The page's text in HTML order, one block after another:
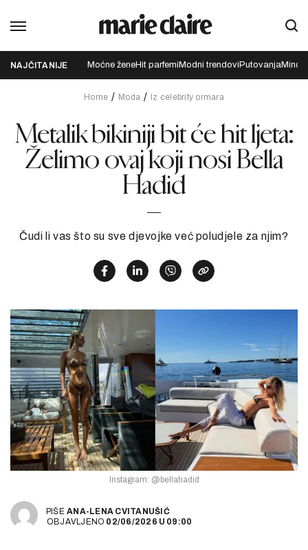
NAJČITANIJE Moćne ženeHit parfemi Modni trendovi Putovanja
Home Moda Iz celebrity ormara
Metalik bikiniji bit će hit ljeta:
Želimo ovaj koji nosi Bella
Hadid
Čudi li vas što su sve djevojke već poludjele za njim?
Instagram: @bellahadid
PIŠEANA-LENA CVITANUŠIĆ
OBJAVLJENO 02/06/2026 U 09:00